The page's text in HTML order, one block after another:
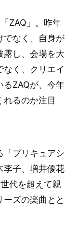
ZAQ」。昨年
でなく、自身が
露し、会場を大
く、クリエイ
るZAQが、今年
れるのか注目
「プリキュアシ
李子、増井優花
代を超えて親
ーズの楽曲とと